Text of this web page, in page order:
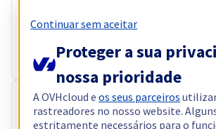
RAM64 GB – 128 GB
Armazenamento
Largura de banda pública 3 Gbps
RISE-3 Instalação gratuita
Continuar sem aceitar
Proteger a sua
nossa prioridade
A OVHcloud eos seus parceiros
rastreadores no nosso website.
estritamente necessários para o